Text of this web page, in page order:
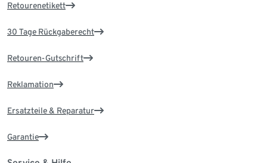
Retourenetikett
30 Tage Rückgaberecht
Retouren-Gutschrift
Reklamation
Ersatzteile & Reparatur
Garantie